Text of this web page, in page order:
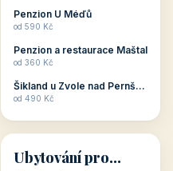
ubytování klientů vyššího
věku. Některé z nich
Penzion U Méďů
od 590 Kč
Penzion a restaurace Maštal
od 360 Kč
Šikland u Zvole nad Pernštejnem
od 490 Kč
🚴
32 objektů
Ubytování pro